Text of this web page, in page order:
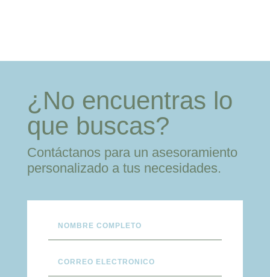
¿No encuentras lo
que buscas?
Contáctanos para un asesoramiento
personalizado a tus necesidades.